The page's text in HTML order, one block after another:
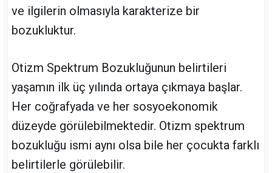
ve ilgilerin olmasıyla karakterize bir
bozukluktur.
Otizm Spektrum Bozukluğunun belirtileri
yaşamın ilk üç yılında ortaya çıkmaya başlar.
Her coğrafyada ve her sosyoekonomik
düzeyde görülebilmektedir. Otizm spektrum
bozukluğu ismi aynı olsa bile her çocukta farklı
belirtilerle görülebilir.